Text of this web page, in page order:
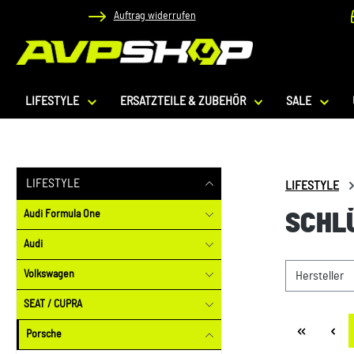
Hauptinhalt springen
Zur Suche springen
Zur Hauptnavigation springen
Auftrag widerrufen
LIFESTYLE ERSATZTEILE & ZUBEHÖR SALE
LIFESTYLE
Audi Formula One
Audi
Volkswagen
SEAT / CUPRA
Porsche
LIFESTYLE
Hersteller